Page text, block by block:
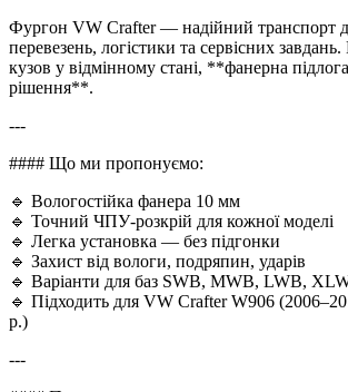
Фургон VW Crafter — надійний транспорт
перевезень, логістики та сервісних
кузов у відмінному стані, **фанерна
рішення**.
---
#### Що ми пропонуємо:
🔹 Вологостійка фанера 10 мм
🔹 Точний ЧПУ-розкрій для кожної моделі
🔹 Легка установка — без підгонки
🔹 Захист від вологи, подряпин, ударів
🔹 Варіанти для баз SWB, MWB, LWB,
🔹 Підходить для VW Crafter W906
р.)
---